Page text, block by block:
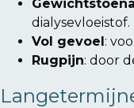
dialysevloeistof.
Vol gevoel:
Rugpijn: door